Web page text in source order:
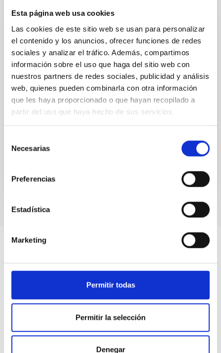
Esta página web usa cookies
Las cookies de este sitio web se usan para personalizar
el contenido y los anuncios, ofrecer funciones de redes
sociales y analizar el tráfico. Además, compartimos
información sobre el uso que haga del sitio web con
nuestros partners de redes sociales, publicidad y análisis
web, quienes pueden combinarla con otra información
que les haya proporcionado o que hayan recopilado a
partir del uso que haya hecho de sus servicios.
Necesarias
Preferencias
Estadística
Marketing
Permitir todas
Permitir la selección
Denegar
NATE: Ciencia que une bajo los eclipses
El proyecto NATE abarca dos eclipses, tres países—
España, Marruecos y Estados Unidos—científicos,
estudiantes y voluntarios (científicos ciudadanos), la
España vaciada y el espacio insular ultra-periférico,
en una labor compartida de conocimiento. El
proyecto North African Telescope Eclipse (NATE),
liderado por el Instituto de Astrofísica de
En ejecución